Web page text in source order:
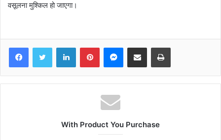
वसूलना मुश्किल हो जाएगा।
FacebookTwitter LinkedInPinterestMessenger
Share via Email Print
With Product You Purchase